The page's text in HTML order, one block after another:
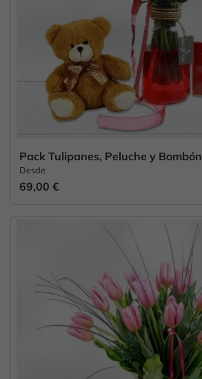
Pack Tulipanes, Peluche y Bombón
Desde
69,00 €